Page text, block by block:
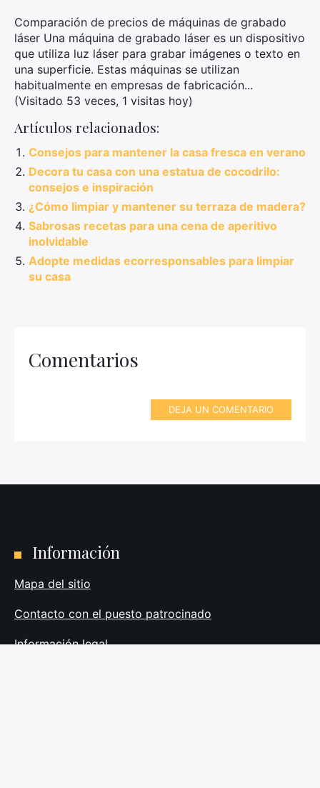
Comparación de precios de máquinas de grabado
láser Una máquina de grabado láser es un dispositivo
que utiliza luz láser para grabar imágenes o texto en
una superficie. Estas máquinas se utilizan
habitualmente en empresas de fabricación...
(Visitado 53 veces, 1 visitas hoy)
Artículos relacionados:
Consejos para mantener la casa fresca en verano
Decora tu casa con una estatua de cocodrilo:
consejos e inspiración
¿Cómo limpiar y mantener su terraza de madera?
Sabrosas recetas para una cena de aperitivo
inolvidable
Adopte medidas ecorresponsables para limpiar
su casa
Comentarios
DEJA UN COMENTARIO
Información
Mapa del sitio
Contacto con el puesto patrocinado
Información legal